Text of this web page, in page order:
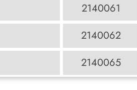
2140061
2140062
2140065